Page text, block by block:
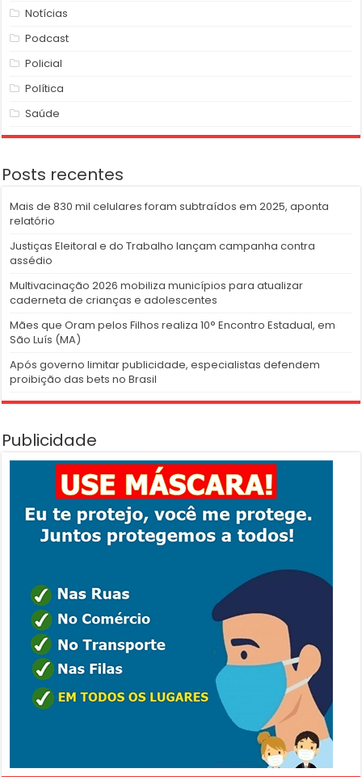
Notícias
Podcast
Policial
Política
Saúde
Posts recentes
Mais de 830 mil celulares foram subtraídos em 2025, aponta
relatório
Justiças Eleitoral e do Trabalho lançam campanha contra
assédio
Multivacinação 2026 mobiliza municípios para atualizar
caderneta de crianças e adolescentes
Mães que Oram pelos Filhos realiza 10° Encontro Estadual, em
São Luís (MA)
Após governo limitar publicidade, especialistas defendem
proibição das bets no Brasil
Publicidade